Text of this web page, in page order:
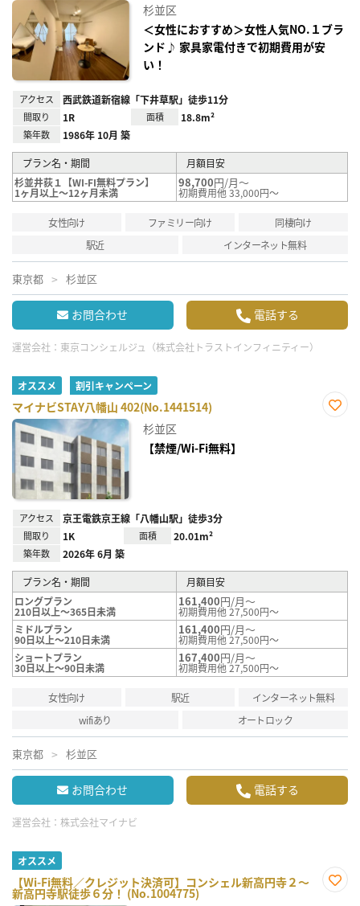
録
杉並区
＜女性におすすめ＞女性人気NO.１ブラ
ンド♪ 家具家電付きで初期費用が安
い！
アクセス 西武鉄道新宿線「下井草駅」徒歩11分
間取り 1R 面積 18.8m²
築年数 1986年 10月 築
プラン名・期間
月額目安
杉並井荻１【WI-FI無料プラン】
1ヶ月以上～12ヶ月未満
98,700円/月～
初期費用他 33,000円～
女性向け ファミリー向け
同棲向け
駅近
インターネット無料
東京都 杉並区
お問合わせ 電話する
運営会社： 東京コンシェルジュ（株式会社トラストインフィニティー）
オススメ 割引キャンペーン
マイナビSTAY八幡山 402(No.1441514)
杉並区
【禁煙/Wi-Fi無料】
アクセス 京王電鉄京王線「八幡山駅」徒歩3分
間取り 1K 面積 20.01m²
築年数 2026年 6月 築
プラン名・期間
月額目安
ロングプラン
210日以上～365日未満
161,400円/月～
初期費用他 27,500円～
ミドルプラン
90日以上～210日未満
161,400円/月～
初期費用他 27,500円～
ショートプラン
30日以上～90日未満
167,400円/月～
初期費用他 27,500円～
女性向け 駅近
インターネット無料
wifiあり
オートロック
東京都 杉並区
お問合わせ 電話する
運営会社： 株式会社マイナビ
オススメ
【Wi-Fi無料／クレジット決済可】コンシェル新高円寺２～
新高円寺駅徒歩６分！ (No.1004775)